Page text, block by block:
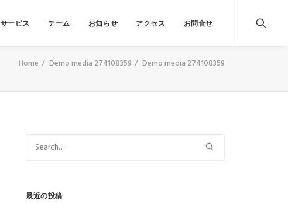
サービス チーム お知らせ アクセス お問合せ
Home Demo media 274108359 Demo media 274108359
最近の投稿